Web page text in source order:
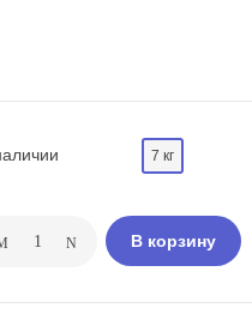
7 кг
В корзину